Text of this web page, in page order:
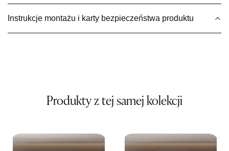
Adres e-mail:pph.catrin@wp.pl
Godziny otwarcia
SALON MEBLOWY MEBLE EXPO
76-200 SŁUPSK
Nr tel.606350240
Instrukcje montażu i karty bezpieczeństwa produktu
Produkty z tej samej kolekcji